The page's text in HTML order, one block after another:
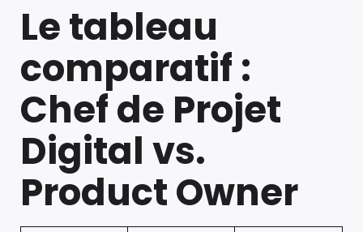
Le tableau
comparatif :
Chef de Projet
Digital vs.
Product Owner